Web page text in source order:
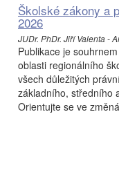
Školské zákony a
2026
JUDr. PhDr. Jiří Valenta -
Publikace je
oblasti regionálního
všech důležitých
základního, středního
Orientujte se ve